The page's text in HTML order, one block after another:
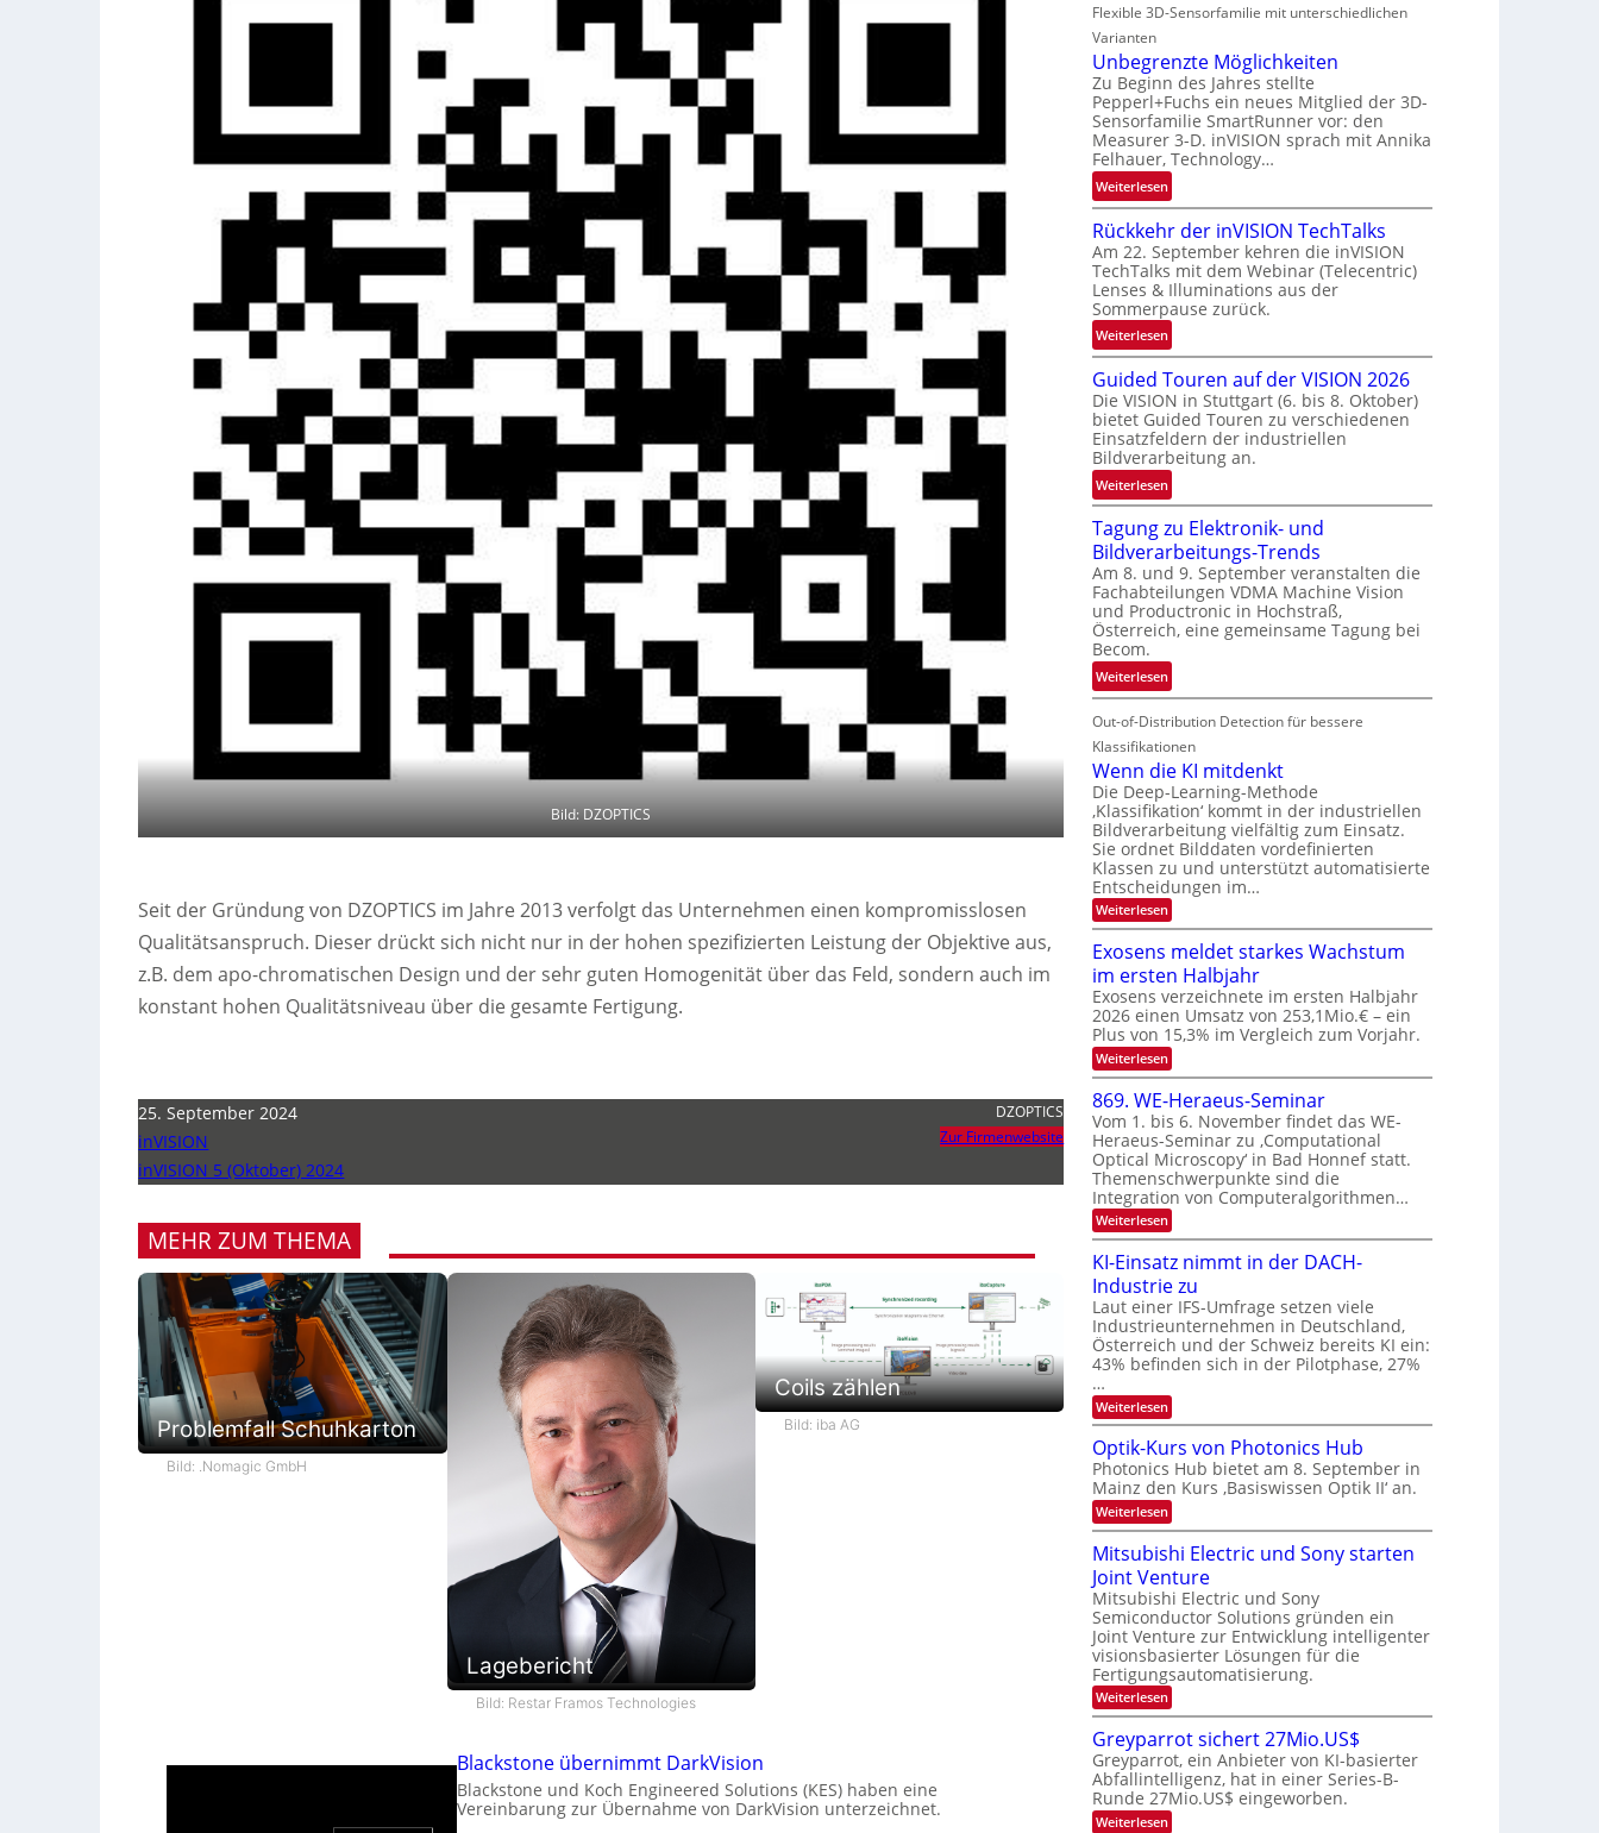
Bild: DZOPTICS
Seit der Gründung von DZOPTICS im Jahre 2013 verfolgt das Unternehmen einen kompromisslosen
Qualitätsanspruch. Dieser drückt sich nicht nur in der hohen spezifizierten Leistung der Objektive aus,
z.B. dem apo-chromatischen Design und der sehr guten Homogenität über das Feld, sondern auch im
konstant hohen Qualitätsniveau über die gesamte Fertigung.
25. September 2024
inVISION
inVISION 5 (Oktober) 2024
DZOPTICS
Zur Firmenwebsite
MEHR ZUM THEMA
Problemfall Schuhkarton
Bild: .Nomagic GmbH
Lagebericht
Bild: Restar Framos Technologies
Coils zählen
Bild: iba AG
Blackstone übernimmt DarkVision
Blackstone und Koch Engineered Solutions (KES) haben eine
Vereinbarung zur Übernahme von DarkVision unterzeichnet.
e
s
-
B
-
R
u
n
d
e
o
n
N
e
w
s
Flexible 3D-Sensorfamilie mit unterschiedlichen
Varianten
Unbegrenzte Möglichkeiten
Zu Beginn des Jahres stellte
Pepperl+Fuchs ein neues Mitglied der 3D-
Sensorfamilie SmartRunner vor: den
Measurer 3-D. inVISION sprach mit Annika
Felhauer, Technology…
Weiterlesen:
U
n
b
e
g
r
e
z
t
e
M
g
l
i
c
h
k
e
i
t
e
n
Rückkehr der inVISION TechTalks
Am 22. September kehren die inVISION
TechTalks mit dem Webinar (Telecentric)
Lenses & Illuminations aus der
Sommerpause zurück.
Weiterlesen:
R
ü
c
k
k
e
h
d
e
r
i
n
I
S
I
O
N
T
e
c
h
T
a
l
k
Guided Touren auf der VISION 2026
Die VISION in Stuttgart (6. bis 8. Oktober)
bietet Guided Touren zu verschiedenen
Einsatzfeldern der industriellen
Bildverarbeitung an.
Weiterlesen:
G
u
i
d
e
d
T
o
u
e
n
a
u
f
d
e
r
V
I
S
I
O
N
2
0
2
6
Tagung zu Elektronik- und
Bildverarbeitungs-Trends
Am 8. und 9. September veranstalten die
Fachabteilungen VDMA Machine Vision
und Productronic in Hochstraß,
Österreich, eine gemeinsame Tagung bei
Becom.
Weiterlesen:
T
a
g
u
n
g
z
u
E
l
e
k
t
r
o
n
i
k
-
u
n
d
B
i
l
d
v
e
r
a
r
b
e
i
t
u
n
g
s
-
T
r
e
n
d
s
Out-of-Distribution Detection für bessere
Klassifikationen
Wenn die KI mitdenkt
Die Deep-Learning-Methode
‚Klassifikation‘ kommt in der industriellen
Bildverarbeitung vielfältig zum Einsatz.
Sie ordnet Bilddaten vordefinierten
Klassen zu und unterstützt automatisierte
Entscheidungen im…
Weiterlesen:
W
n
n
d
i
e
K
I
m
i
t
d
e
n
k
t
Exosens meldet starkes Wachstum
im ersten Halbjahr
Exosens verzeichnete im ersten Halbjahr
2026 einen Umsatz von 253,1Mio.€ – ein
Plus von 15,3% im Vergleich zum Vorjahr.
Weiterlesen:
E
x
o
s
e
n
s
m
e
l
d
e
t
s
t
a
r
k
e
W
a
h
s
t
u
m
m
e
r
s
t
e
n
H
a
l
b
j
a
h
r
869. WE-Heraeus-Seminar
Vom 1. bis 6. November findet das WE-
Heraeus-Seminar zu ‚Computational
Optical Microscopy‘ in Bad Honnef statt.
Themenschwerpunkte sind die
Integration von Computeralgorithmen…
Weiterlesen:
8
9
.
W
E
-
H
e
a
e
s
-
S
e
m
i
n
a
r
KI-Einsatz nimmt in der DACH-
Industrie zu
Laut einer IFS-Umfrage setzen viele
Industrieunternehmen in Deutschland,
Österreich und der Schweiz bereits KI ein:
43% befinden sich in der Pilotphase, 27%
…
Weiterlesen:
K
-
E
i
n
s
a
t
z
n
i
m
m
t
i
n
d
e
r
D
A
C
H
-
Optik-Kurs von Photonics Hub
Photonics Hub bietet am 8. September in
Mainz den Kurs ‚Basiswissen Optik II‘ an.
Weiterlesen:
O
p
t
i
k
-
K
u
r
s
v
o
P
h
o
t
o
n
Mitsubishi Electric und Sony starten
Joint Venture
Mitsubishi Electric und Sony
Semiconductor Solutions gründen ein
Joint Venture zur Entwicklung intelligenter
visionsbasierter Lösungen für die
Fertigungsautomatisierung.
Weiterlesen:
M
t
s
u
b
i
s
Greyparrot sichert 27Mio.US$
Greyparrot, ein Anbieter von KI-basierter
Abfallintelligenz, hat in einer Series-B-
Runde 27Mio.US$ eingeworben.
Weiterlesen: